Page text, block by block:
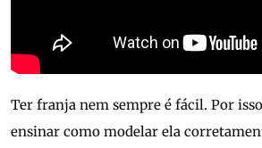
Ter franja nem sempre é fácil. Por
ensinar como modelar ela